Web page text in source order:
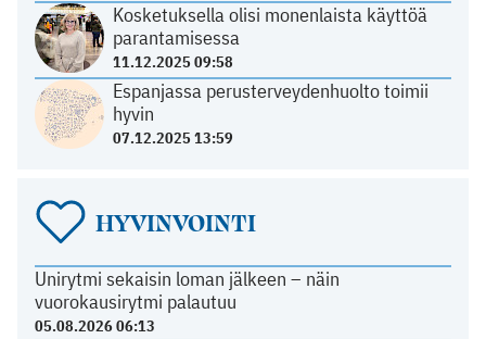
Kosketuksella olisi monenlaista käyttöä
parantamisessa
11.12.2025 09:58
Espanjassa perusterveydenhuolto toimii
hyvin
07.12.2025 13:59
HYVINVOINTI
Unirytmi sekaisin loman jälkeen – näin
vuorokausirytmi palautuu
05.08.2026 06:13